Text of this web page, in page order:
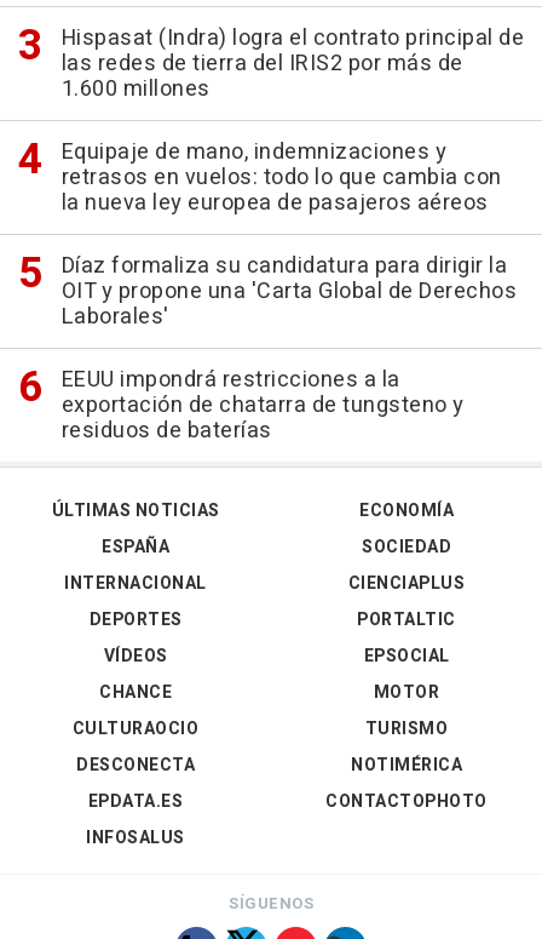
Hispasat (Indra) logra el contrato principal de
las redes de tierra del IRIS2 por más de
1.600 millones
Equipaje de mano, indemnizaciones y
retrasos en vuelos: todo lo que cambia con
la nueva ley europea de pasajeros aéreos
Díaz formaliza su candidatura para dirigir la
OIT y propone una 'Carta Global de Derechos
Laborales'
EEUU impondrá restricciones a la
exportación de chatarra de tungsteno y
residuos de baterías
ÚLTIMAS NOTICIAS
ESPAÑA
INTERNACIONAL
DEPORTES
VÍDEOS
ECONOMÍA
SOCIEDAD
CIENCIAPLUS
PORTALTIC
EPSOCIAL
CHANCE
CULTURAOCIO
DESCONECTA
EPDATA.ES
INFOSALUS
MOTOR
TURISMO
NOTIMÉRICA
CONTACTOPHOTO
SÍGUENOS